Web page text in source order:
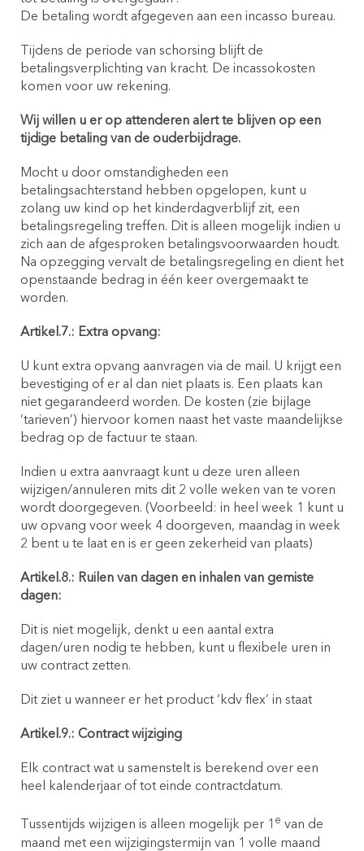
De betaling wordt afgegeven aan een incasso bureau.
Tijdens de periode van schorsing blijft de
betalingsverplichting van kracht. De incassokosten
komen voor uw rekening.
Wij willen u er op attenderen alert te blijven op een
tijdige betaling van de ouderbijdrage.
Mocht u door omstandigheden een
betalingsachterstand hebben opgelopen, kunt u
zolang uw kind op het kinderdagverblijf zit, een
betalingsregeling treffen. Dit is alleen mogelijk indien u
zich aan de afgesproken betalingsvoorwaarden houdt.
Na opzegging vervalt de betalingsregeling en dient het
openstaande bedrag in één keer overgemaakt te
worden.
Artikel.7.: Extra opvang:
U kunt extra opvang aanvragen via de mail. U krijgt een
bevestiging of er al dan niet plaats is. Een plaats kan
niet gegarandeerd worden. De kosten (zie bijlage
‘tarieven’) hiervoor komen naast het vaste maandelijkse
bedrag op de factuur te staan.
Indien u extra aanvraagt kunt u deze uren alleen
wijzigen/annuleren mits dit 2 volle weken van te voren
wordt doorgegeven. (Voorbeeld: in heel week 1 kunt u
uw opvang voor week 4 doorgeven, maandag in week
2 bent u te laat en is er geen zekerheid van plaats)
Artikel.8.: Ruilen van dagen en inhalen van gemiste
dagen:
Dit is niet mogelijk, denkt u een aantal extra
dagen/uren nodig te hebben, kunt u flexibele uren in
uw contract zetten.
Dit ziet u wanneer er het product ‘kdv flex’ in staat
Artikel.9.: Contract wijziging
Elk contract wat u samenstelt is berekend over een
heel kalenderjaar of tot einde contractdatum.
Tussentijds wijzigen is alleen mogelijk per 1 e van de
maand met een wijzigingstermijn van 1 volle maand